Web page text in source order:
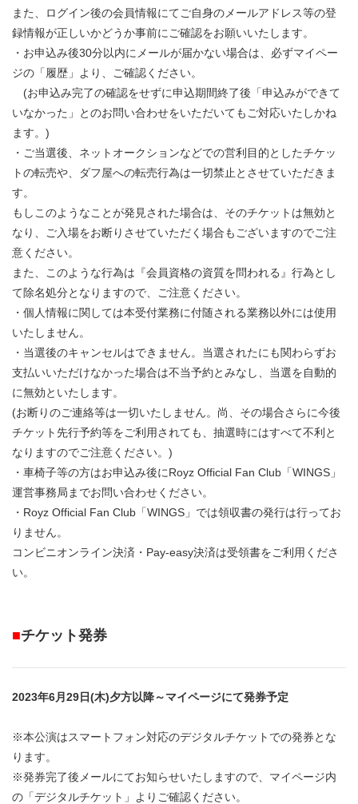
また、ログイン後の会員情報にてご自身のメールアドレス等の登
録情報が正しいかどうか事前にご確認をお願いいたします。
・お申込み後30分以内にメールが届かない場合は、必ずマイペー
ジの「履歴」より、ご確認ください。
(お申込み完了の確認をせずに申込期間終了後「申込みができて
いなかった」とのお問い合わせをいただいてもご対応いたしかね
ます。)
・ご当選後、ネットオークションなどでの営利目的としたチケッ
トの転売や、ダフ屋への転売行為は一切禁止とさせていただきま
す。
もしこのようなことが発見された場合は、そのチケットは無効と
なり、ご入場をお断りさせていただく場合もございますのでご注
意ください。
また、このような行為は『会員資格の資質を問われる』行為とし
て除名処分となりますので、ご注意ください。
・個人情報に関しては本受付業務に付随される業務以外には使用
いたしません。
・当選後のキャンセルはできません。当選されたにも関わらずお
支払いいただけなかった場合は不当予約とみなし、当選を自動的
に無効といたします。
(お断りのご連絡等は一切いたしません。尚、その場合さらに今後
チケット先行予約等をご利用されても、抽選時にはすべて不利と
なりますのでご注意ください。)
・車椅子等の方はお申込み後にRoyz Official Fan Club「WINGS」
運営事務局までお問い合わせください。
・Royz Official Fan Club「WINGS」では領収書の発行は行ってお
りません。
コンビニオンライン決済・Pay-easy決済は受領書をご利用くださ
い。
■チケット発券
2023年6月29日(木)夕方以降～マイページにて発券予定
※本公演はスマートフォン対応のデジタルチケットでの発券とな
ります。
※発券完了後メールにてお知らせいたしますので、マイページ内
の「デジタルチケット」よりご確認ください。